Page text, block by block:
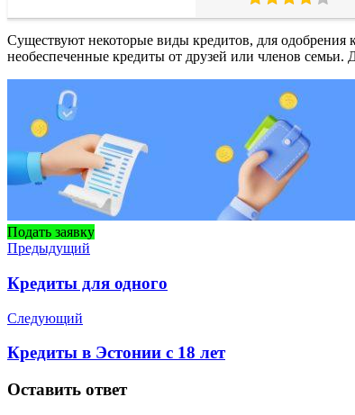
Существуют некоторые виды кредитов, для одобрения
необеспеченные кредиты от друзей или членов
Подать заявку
Предыдущий
Кредиты для одного
Следующий
Кредиты в Эстонии с 18 лет
Оставить ответ